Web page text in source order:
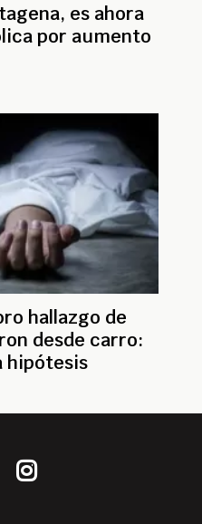
es ahora
por aumento
hallazgo de
desde carro:
hipótesis